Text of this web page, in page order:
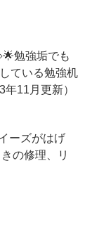
勉強垢でも
ている勉強机
11月更新）
ーズがはげ
の修理、リ